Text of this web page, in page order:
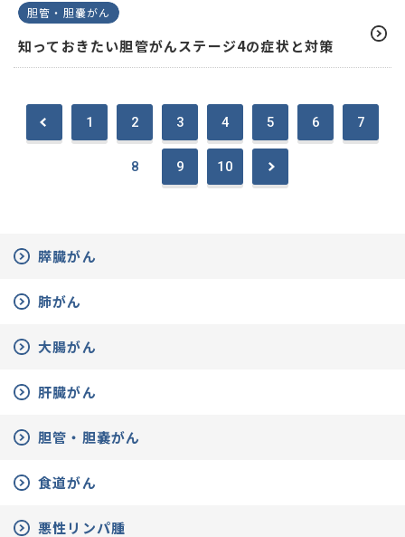
胆管・胆嚢がん
知っておきたい胆管がんステージ4の症状と対策
1 2 3 4 5 6 7
8 9 10
膵臓がん
肺がん
大腸がん
肝臓がん
胆管・胆嚢がん
食道がん
悪性リンパ腫